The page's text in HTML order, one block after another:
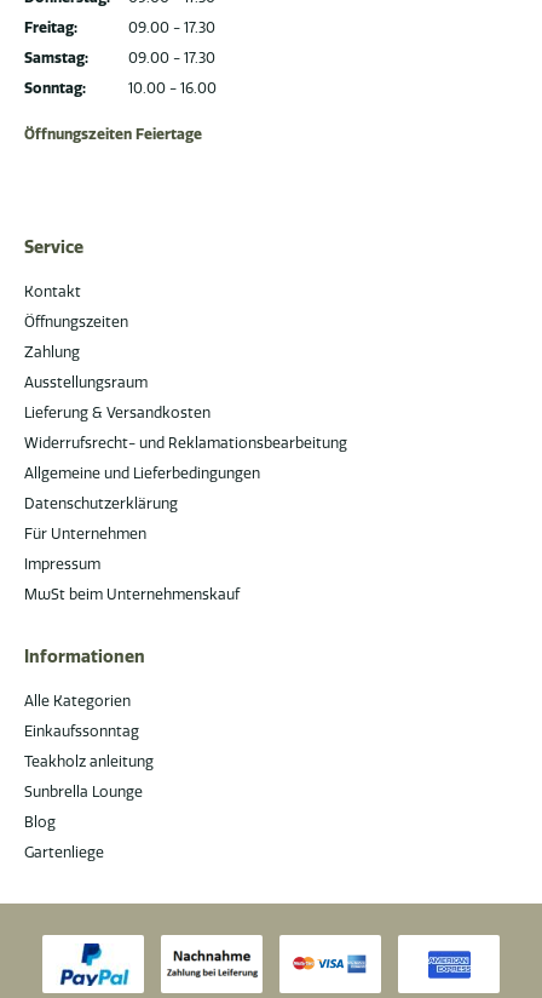
Freitag:
Samstag:
Sonntag:
09.00 - 17.30
09.00 - 17.30
10.00 - 16.00
Öffnungszeiten Feiertage
Service
Kontakt
Öffnungszeiten
Zahlung
Ausstellungsraum
Lieferung & Versandkosten
Widerrufsrecht- und Reklamationsbearbeitung
Allgemeine und Lieferbedingungen
Datenschutzerklärung
Für Unternehmen
Impressum
MwSt beim Unternehmenskauf
Informationen
Alle Kategorien
Einkaufssonntag
Teakholz anleitung
Sunbrella Lounge
Blog
Gartenliege